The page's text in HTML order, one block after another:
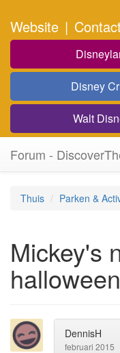
Website | Contact
Disney
Walt
Forum -
Thuis Parken &
Mickey's
DennisH
februari 2015